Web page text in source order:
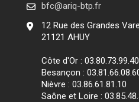
bfc@ariq-btp.fr
12 Rue des Grandes
21121 AHUY
Côte d'Or : 03.80.73.99.40
Besançon :
Nièvre : 03.86.61.81.10
Saône et Loire :